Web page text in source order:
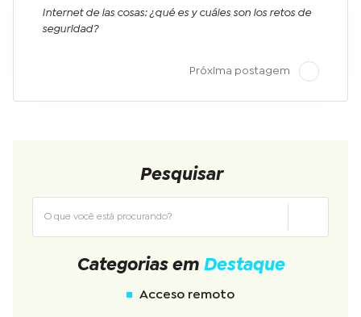
Internet de las cosas: ¿qué es y cuáles son los retos de
seguridad?
Próxima postagem
Pesquisar
Categorias em Destaque
Acceso remoto